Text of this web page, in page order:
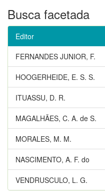
Busca facetada
Editor
FERNANDES JUNIOR, F.
HOOGERHEIDE, E. S. S.
ITUASSU, D. R.
MAGALHÃES, C. A. de S.
MORALES, M. M.
NASCIMENTO, A. F. do
VENDRUSCULO, L. G.